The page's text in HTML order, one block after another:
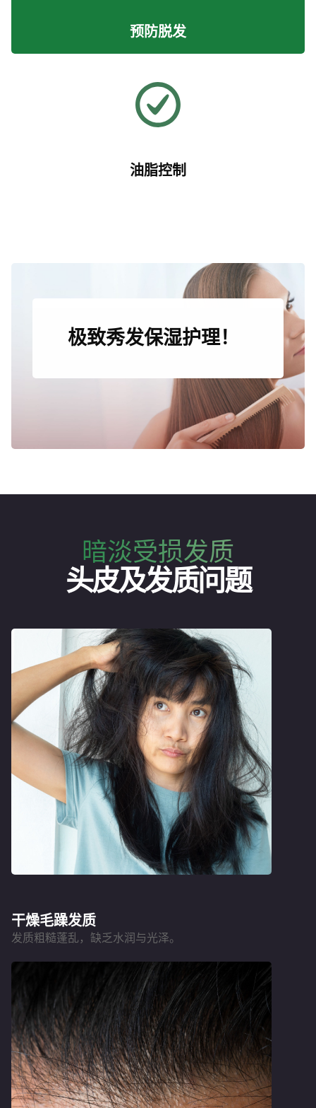
预防脱发
油脂控制
极致秀发保湿护理！
暗淡受损发质
头皮及发质问题
干燥毛躁发质
发质粗糙蓬乱，缺乏水润与光泽。